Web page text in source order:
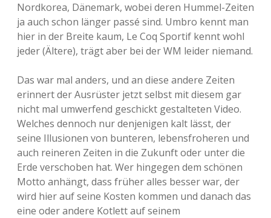
Nordkorea, Dänemark, wobei deren Hummel-Zeiten
ja auch schon länger passé sind. Umbro kennt man
hier in der Breite kaum, Le Coq Sportif kennt wohl
jeder (Ältere), trägt aber bei der WM leider niemand.
Das war mal anders, und an diese andere Zeiten
erinnert der Ausrüster jetzt selbst mit diesem gar
nicht mal umwerfend geschickt gestalteten Video.
Welches dennoch nur denjenigen kalt lässt, der
seine Illusionen von bunteren, lebensfroheren und
auch reineren Zeiten in die Zukunft oder unter die
Erde verschoben hat. Wer hingegen dem schönen
Motto anhängt, dass früher alles besser war, der
wird hier auf seine Kosten kommen und danach das
eine oder andere Kotlett auf seinem